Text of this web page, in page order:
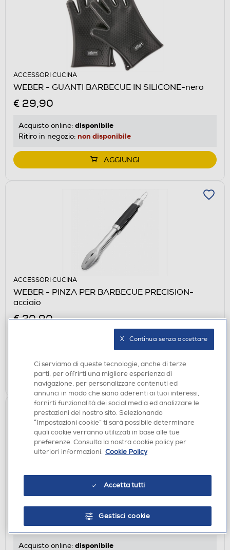
ACCESSORI CUCINA
WEBER - GUANTI BARBECUE IN SILICONE-nero
€ 29,90
Acquisto online: disponibile
Ritiro in negozio: non disponibile
AGGIUNGI
ACCESSORI CUCINA
WEBER - PINZA PER BARBECUE PRECISION-
acciaio
€ 30,90
non disponibile
AGGIUNGI
ACCESSORI CUCINA
WEBER - KIT 3 ACCESSORI PREMIUM-acciaio
€ 71,90
Acquisto online: disponibile
Ci serviamo di queste tecnologie, anche di terze
parti, per offrirti una migliore esperienza di
navigazione, per personalizzare contenuti ed
annunci in modo che siano aderenti ai tuoi interessi,
fornirti funzionalità dei social media ed analizzare le
prestazioni del nostro sito. Selezionando
“Impostazioni cookie” ti sarà possibile determinare
quali cookie verranno utilizzati in base alle tue
preferenze. Consulta la nostra cookie policy per
ulteriori informazioni. Cookie Policy
Accetta tutti
Gestisci cookie
X   Continua senza accettare